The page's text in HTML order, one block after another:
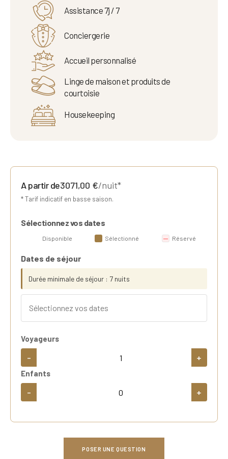
Assistance 7j / 7
Conciergerie
Accueil personnalisé
Linge de maison et produits de
courtoisie
Housekeeping
A partir de3071,00 €/nuit*
* Tarif indicatif en basse saison.
Sélectionnez vos dates
Disponible Sélectionné Réservé
Dates de séjour
Durée minimale de séjour : 7 nuits
Voyageurs
- +
Enfants
- +
POSER UNE QUESTION